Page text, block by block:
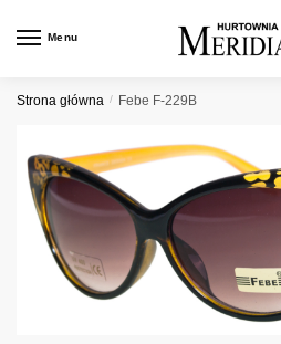
Menu
Strona główna / Febe F-229B